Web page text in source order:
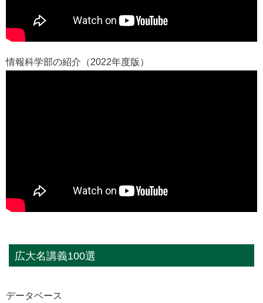
情報科学部の紹介（2022年度版）
広大名講義100選
データベース